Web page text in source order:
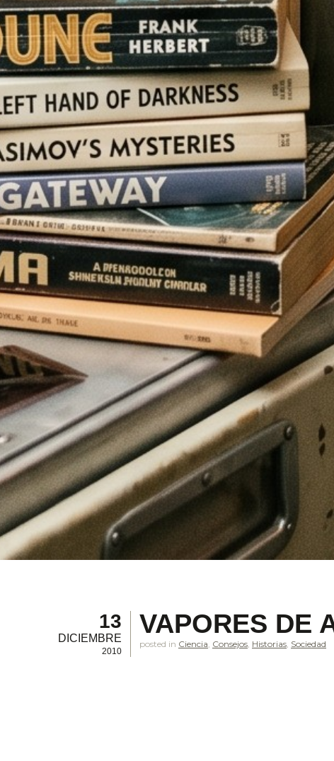
13
DICIEMBRE
2010
VAPORES DE
posted in Ciencia, Consejos, Historias, Sociedad